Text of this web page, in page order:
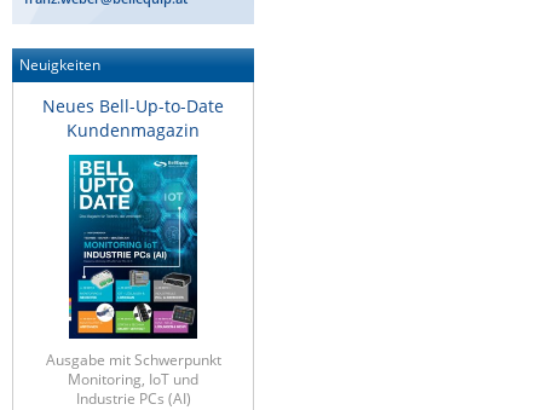
Neuigkeiten
Neues Bell-Up-to-Date
Kundenmagazin
Ausgabe mit Schwerpunkt
Monitoring, IoT und
Industrie PCs (AI)